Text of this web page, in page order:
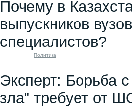
Почему в
выпускников
специалистов?
Политика
Эксперт: Борьба
зла" требует от